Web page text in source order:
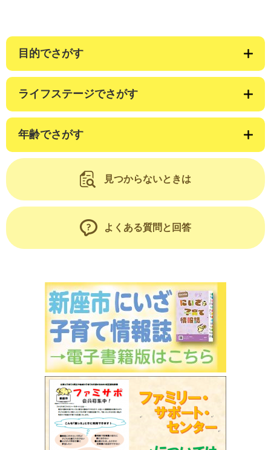
目的でさがす
ライフステージでさがす
年齢でさがす
見つからないときは
よくある質問と回答